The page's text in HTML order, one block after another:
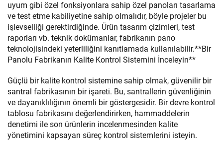
uyum gibi özel fonksiyonlara sahip özel panoları tasarlama
ve test etme kabiliyetine sahip olmalıdır, böyle projeler bu
işlevselliği gerektirdiğinde. Ürün tasarım çizimleri, test
raporları vb. teknik dokümanlar, fabrikanın pano
teknolojisindeki yeterliliğini kanıtlamada kullanılabilir.**Bir
Panolu Fabrikanın Kalite Kontrol Sistemini İnceleyin**
Güçlü bir kalite kontrol sistemine sahip olmak, güvenilir bir
santral fabrikasının bir işareti. Bu, santrallerin güvenliğinin
ve dayanıklılığının önemli bir göstergesidir. Bir devre kontrol
tablosu fabrikasını değerlendirirken, hammaddelerin
denetimi ile son ürünlerin incelenmesinden kalite
yönetimini kapsayan süreç kontrol sistemlerini isteyin.